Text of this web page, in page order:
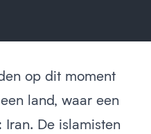
op dit moment
land, waar een
De islamisten